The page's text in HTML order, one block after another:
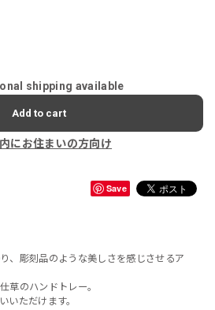
shipping available
Add to cart
にお住まいの方向け
Save
、彫刻品のような美しさを感じさせるア
草のハンドトレー。
いただけます。